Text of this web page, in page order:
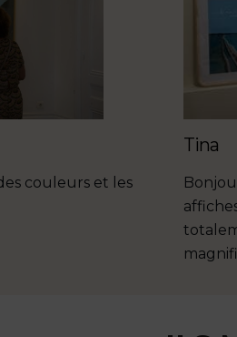
couleurs et les
Tina